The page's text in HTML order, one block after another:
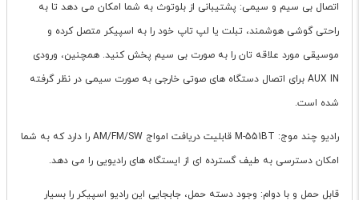
اتصال بی سیم و سیمی: پشتیبانی از بلوتوث به شما امکان می دهد تا به
راحتی گوشی هوشمند، تبلت یا لپ تاپ خود را به اسپیکر متصل کرده و
موسیقی مورد علاقه تان را به صورت بی سیم پخش کنید. همچنین، ورودی
AUX IN برای اتصال دستگاه های صوتی خارجی به صورت سیمی در نظر گرفته
شده است.
رادیو چند موج: M-551BT قابلیت دریافت امواج AM/FM/SW را دارد که به شما
امکان دسترسی به طیف گسترده ای از ایستگاه های رادیویی را می دهد.
قابل حمل و با دوام: وجود دسته حمل، جابجایی این رادیو اسپیکر را بسیار